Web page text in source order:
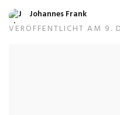
Johannes Frank
VERÖFFENTLICHT AM 9.